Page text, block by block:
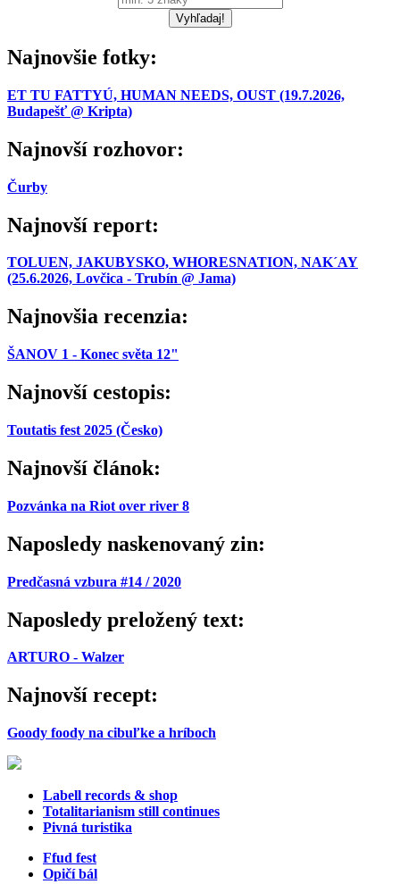
Najnovšie fotky:
ET TU FATTYÚ, HUMAN NEEDS, OUST (19.7.2026,
Budapešť @ Kripta)
Najnovší rozhovor:
Čurby
Najnovší report:
TOLUEN, JAKUBYSKO, WHORESNATION, NAK´AY
(25.6.2026, Lovčica - Trubín @ Jama)
Najnovšia recenzia:
ŠANOV 1 - Konec světa 12"
Najnovší cestopis:
Toutatis fest 2025 (Česko)
Najnovší článok:
Pozvánka na Riot over river 8
Naposledy naskenovaný zin:
Predčasná vzbura #14 / 2020
Naposledy preložený text:
ARTURO - Walzer
Najnovší recept:
Goody foody na cibuľke a hríboch
Labell records & shop
Totalitarianism still continues
Pivná turistika
Ffud fest
Opičí bál